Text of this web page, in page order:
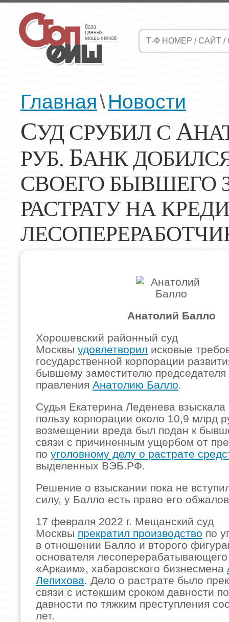
Главная\Новости
СУД СРУБИЛ СА
РУБ. БАНК
СВОЕГО БЫВШЕГО
РАСТРАТУ НА
Анатолий Балло
Хорошевский районный суд
Москвы удовлетворил исковые
государственной корпорации
бывшему заместителю председателя
правления Анатолию Балло.
Судья Екатерина Леденева
пользу корпорации около 10,9 млрд
возмещении вреда был подан к
связи с причиненным ущербом от
по уголовному делу о растрате
выделенных ВЭБ.РФ.
Решение о взыскании пока не
силу, у Балло есть право его
17 февраля 2022 г. Мещанский суд
Москвы прекратил производство по
в отношении Балло и второго
основателя
«Аркаим», хабаровского бизнесмена
Лепихова. Дело о растрате было
связи с истекшим сроком давности
давности по тяжким преступления
лет.